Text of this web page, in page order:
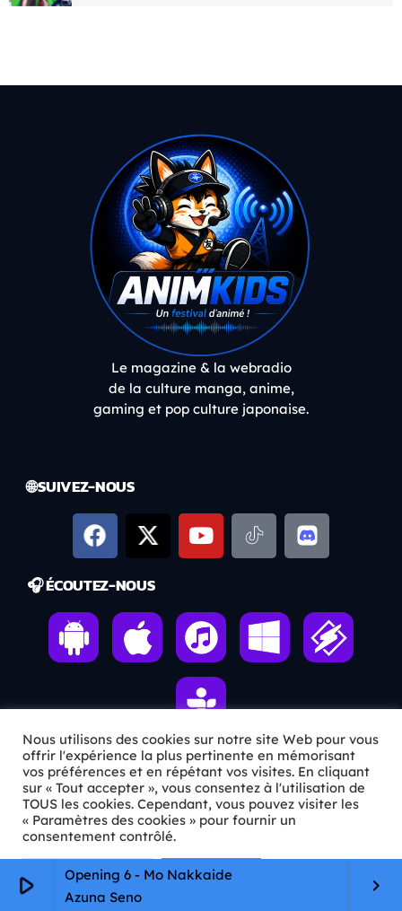
play_arrow
Opening 6 - Mo Nakkaide
Azuna Seno
keyboard_arrow_right
Le magazine & la webradio
de la culture manga, anime,
gaming et pop culture japonaise.
🌐 SUIVEZ-NOUS
🎧 ÉCOUTEZ-NOUS
ℹ️ INFOS PRATIQUES
✉️Contact
🦊Qui sommes-nous ?
📄
Mentions légales
Nous utilisons des cookies sur notre site Web pour vous
offrir l'expérience la plus pertinente en mémorisant
vos préférences et en répétant vos visites. En cliquant
sur « Tout accepter », vous consentez à l'utilisation de
TOUS les cookies. Cependant, vous pouvez visiter les
« Paramètres des cookies » pour fournir un
consentement contrôlé.
Paramètres Cookie Tout accepter